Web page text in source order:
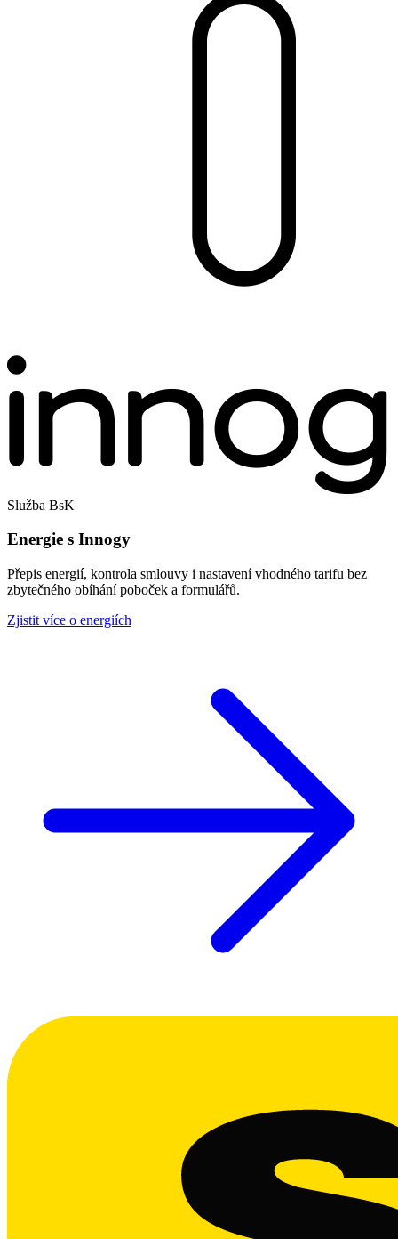
Služba BsK
Energie s Innogy
Přepis energií, kontrola smlouvy i nastavení vhodného tarifu bez
zbytečného obíhání poboček a formulářů.
Zjistit více o energiích